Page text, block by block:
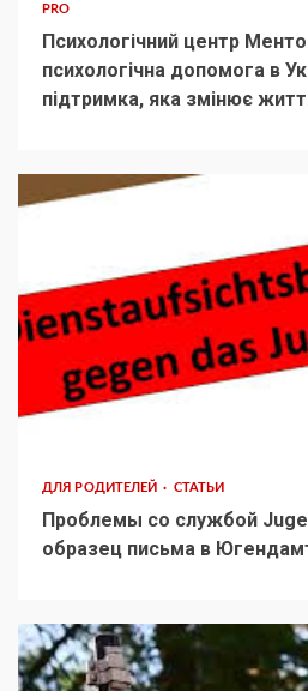
PRO
Психологічний центр
психологічна допомога в
підтримка, яка змінює
ДЛЯ РОДИТЕЛЕЙ СТАТЬИ
Проблемы со службой
образец письма в